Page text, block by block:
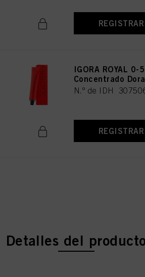
IGORA ROYAL 0-
Concentrado
N.º de IDH
current tab:
current tab:
Detalles del